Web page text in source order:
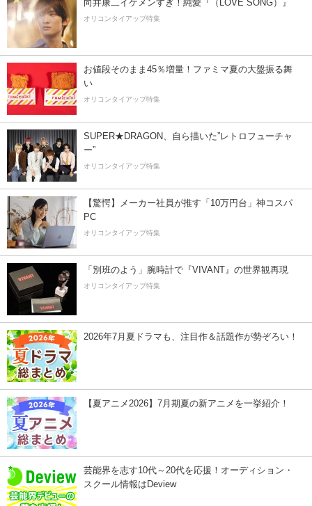
向井康二イケメンすぎ！純愛『（LOVE SONG）』
オリコンタイアップ特集
お値段そのまま45％増量！ファミマ夏の大盤振る舞
い
オリコンタイアップ特集
SUPER★DRAGON、自ら描いた”レトロフューチャ
ー”
オリコンタイアップ特集
【驚愕】メーカー社員が推す「10万円台」神コスパ
PC
オリコンタイアップ特集
「別班のよう」腕時計で『VIVANT』の世界観再現
オリコンタイアップ特集
2026年7月夏ドラマも、注目作＆話題作が勢ぞろい！
【夏アニメ2026】7月期夏の新アニメを一挙紹介！
芸能界を志す10代～20代を応援！オーディション・
スクール情報はDeview